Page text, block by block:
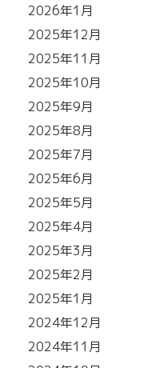
2026年1月
2025年12月
2025年11月
2025年10月
2025年9月
2025年8月
2025年7月
2025年6月
2025年5月
2025年4月
2025年3月
2025年2月
2025年1月
2024年12月
2024年11月